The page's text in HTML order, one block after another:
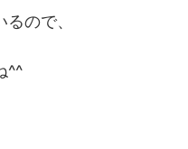
ので、
^^